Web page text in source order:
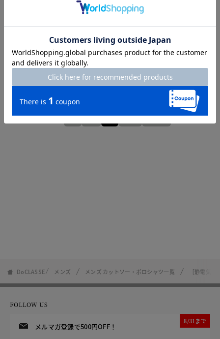
Length 69cm
S M L XL XXL
DoCLASSE メンズ メンズ カットソー・ポロシャツ一覧 ［静電気
FOLLOW US
メルマガ登録で500円OFF！
8/31まで